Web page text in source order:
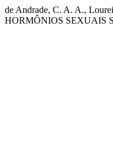
de Andrade, C. A. A.,
HORMÔNIOS SEXUAIS